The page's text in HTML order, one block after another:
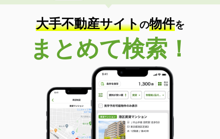
大手不動産サイトの物件を
まとめて検索！